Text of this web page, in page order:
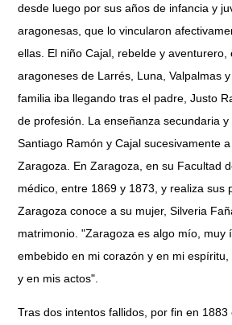
desde luego por sus años de infancia y
aragonesas, que lo vincularon
ellas. El niño Cajal, rebelde y aventurero,
aragoneses de Larrés, Luna, Valpalmas
familia iba llegando tras el padre, Justo
de profesión. La enseñanza secundaria
Santiago Ramón y Cajal sucesivamente
Zaragoza. En Zaragoza, en su Facultad
médico, entre 1869 y 1873, y realiza sus
Zaragoza conoce a su mujer, Silveria
matrimonio. "Zaragoza es algo mío, muy
embebido en mi corazón y en mi
y en mis actos".
Tras dos intentos fallidos, por fin en